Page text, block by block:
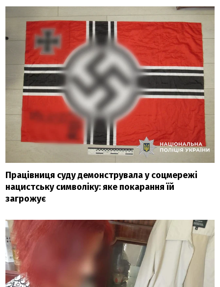
Працівниця суду демонструвала у соцмережі
нацистську символіку: яке покарання їй
загрожує